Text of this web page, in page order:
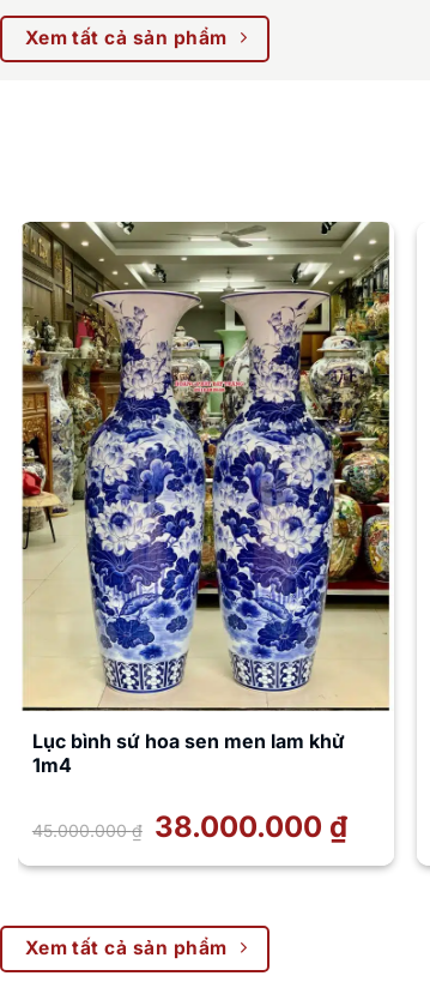
Xem tất cả sản phẩm
Lục bình sứ hoa sen men lam khử
1m4
45.000.000₫
Giá
gốc
45.000.000 ₫.
38.000.000 ₫Giá
hiện
là:
Xem tất cả sản phẩm